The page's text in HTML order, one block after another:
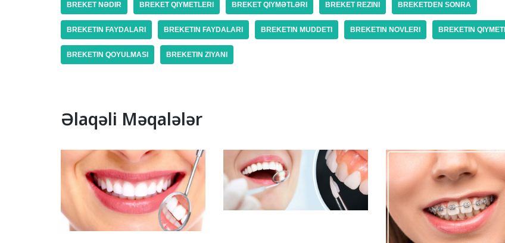
BREKET NƏDIR BREKET QIYMETLERI BREKET QIYMƏTLƏRI BREKET REZINI BREKETDEN SONRA
BREKETIN FAYDALARI BREKETIN FAYDALARI BREKETIN MUDDETI BREKETIN NOVLERI BREKETIN QIYMETI
BREKETIN QOYULMASI BREKETIN ZIYANI
Əlaqəli Məqalələr